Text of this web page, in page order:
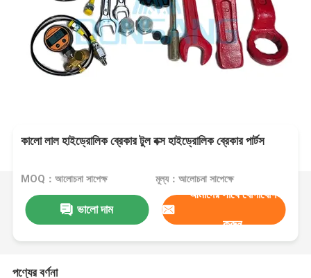
কালো লাল হাইড্রোলিক ব্রেকার টুল বক্স হাইড্রোলিক ব্রেকার পার্টস
MOQ：আলোচনা সাপেক্ষ মূল্য：আলোচনা সাপেক্ষে
ভালো দাম
আমাদের সাথে যোগাযোগ
করুন
পণ্যের বর্ণনা